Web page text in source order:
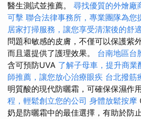
醫生測試並推薦。 尋找優質的外燴廠
可擊 聯合法律事務所，專業團隊為您
居家打掃服務，讓您享受清潔後的舒
問題和敏感的皮膚，不僅可以保護紫
而且還提供了護理效果。 台南地區台
含可預防UVA 了解子母車，提升商業
師推薦，讓您放心治療眼疾 台北撥筋
明質酸的現代防曬霜，可確保保濕作
程，輕鬆創立您的公司 身體放鬆按摩
奶是防曬霜中的最佳選擇，有助於防